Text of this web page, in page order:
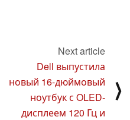
Next article
Dell выпустила
новый 16-дюймовый
ноутбук с OLED-
дисплеем 120 Гц и
⟩